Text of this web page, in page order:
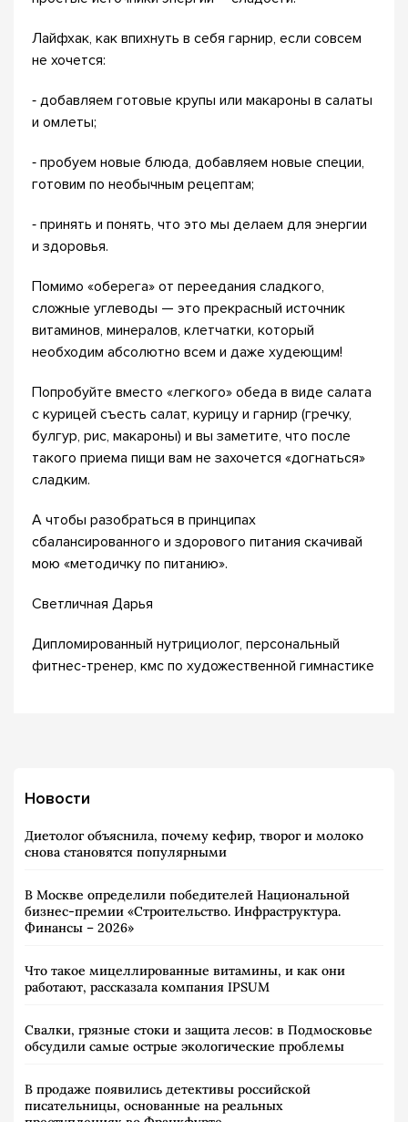
Лайфхак, как впихнуть в себя гарнир, если совсем
не хочется:
⁃ добавляем готовые крупы или макароны в салаты
и омлеты;
⁃ пробуем новые блюда, добавляем новые специи,
готовим по необычным рецептам;
⁃ принять и понять, что это мы делаем для энергии
и здоровья.
Помимо «оберега» от переедания сладкого,
сложные углеводы — это прекрасный источник
витаминов, минералов, клетчатки, который
необходим абсолютно всем и даже худеющим!
Попробуйте вместо «легкого» обеда в виде салата
с курицей съесть салат, курицу и гарнир (гречку,
булгур, рис, макароны) и вы заметите, что после
такого приема пищи вам не захочется «догнаться»
сладким.
А чтобы разобраться в принципах
сбалансированного и здорового питания скачивай
мою «методичку по питанию».
Светличная Дарья
Дипломированный нутрициолог, персональный
фитнес-тренер, кмс по художественной гимнастике
Новости
Диетолог объяснила, почему кефир, творог и молоко
снова становятся популярными
В Москве определили победителей Национальной
бизнес-премии «Строительство. Инфраструктура.
Финансы – 2026»
Что такое мицеллированные витамины, и как они
работают, рассказала компания IPSUM
Свалки, грязные стоки и защита лесов: в Подмосковье
обсудили самые острые экологические проблемы
В продаже появились детективы российской
писательницы, основанные на реальных